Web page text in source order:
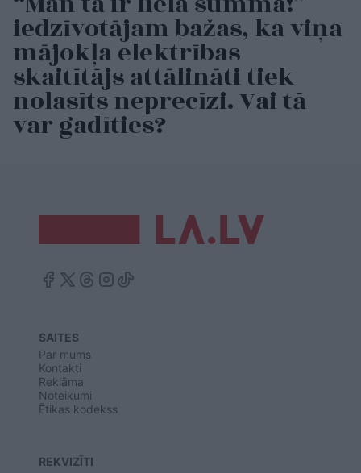
iedzīvotājam bažas, ka viņa
mājokļa elektrības
skaitītājs attālināti tiek
nolasīts neprecīzi. Vai tā
var gadīties?
SAITES
Par mums
Kontakti
Reklāma
Noteikumi
Ētikas kodekss
REKVIZĪTI